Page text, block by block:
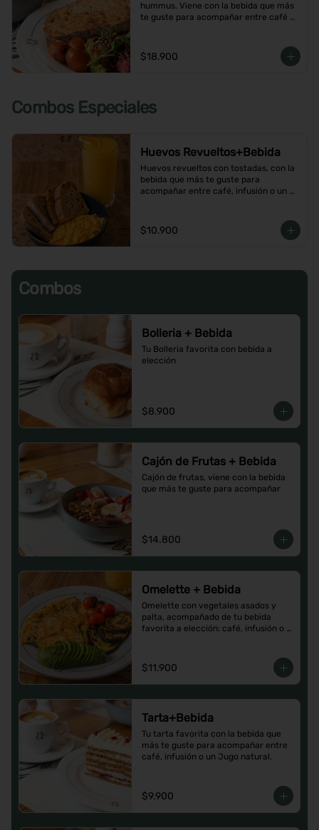
hummus. Viene con la bebida que más
te guste para acompañar entre café o
$18.900
Combos Especiales
Huevos Revueltos+Bebida
Huevos revueltos con tostadas, con la
bebida que más te guste para
acompañar entre café, infusión o un
$10.900
Combos
Bolleria + Bebida
Tu Bolleria favorita con bebida a
elección
$8.900
Cajón de Frutas + Bebida
Cajón de frutas, viene con la bebida
que más te guste para acompañar
$14.800
Omelette + Bebida
Omelette con vegetales asados y
palta, acompañado de tu bebida
favorita a elección: café, infusión o
$11.900
Tarta+Bebida
Tu tarta favorita con la bebida que
más te guste para acompañar entre
café, infusión o un Jugo natural.
$9.900